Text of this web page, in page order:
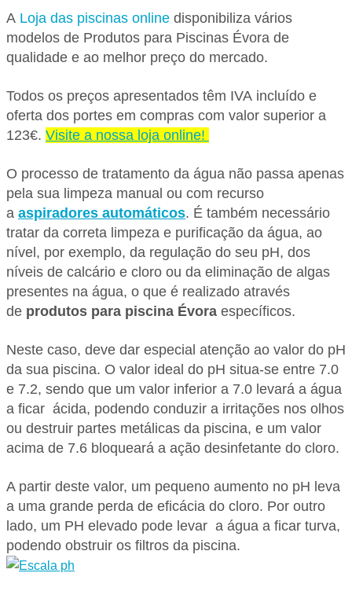
A Loja das piscinas online disponibiliza vários
modelos de Produtos para Piscinas Évora de
qualidade e ao melhor preço do mercado.
Todos os preços apresentados têm IVA incluído e
oferta dos portes em compras com valor superior a
123€. Visite a nossa loja online!
O processo de tratamento da água não passa apenas
pela sua limpeza manual ou com recurso
a aspiradores automáticos. É também necessário
tratar da correta limpeza e purificação da água, ao
nível, por exemplo, da regulação do seu pH, dos
níveis de calcário e cloro ou da eliminação de algas
presentes na água, o que é realizado através
de produtos para piscina Évora específicos.
Neste caso, deve dar especial atenção ao valor do pH
da sua piscina. O valor ideal do pH situa-se entre 7.0
e 7.2, sendo que um valor inferior a 7.0 levará a água
a ficar ácida, podendo conduzir a irritações nos olhos
ou destruir partes metálicas da piscina, e um valor
acima de 7.6 bloqueará a ação desinfetante do cloro.
A partir deste valor, um pequeno aumento no pH leva
a uma grande perda de eficácia do cloro. Por outro
lado, um PH elevado pode levar a água a ficar turva,
podendo obstruir os filtros da piscina.